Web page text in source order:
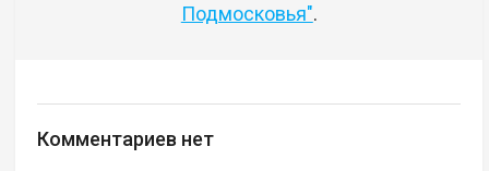
Подмосковья".
Комментариев нет